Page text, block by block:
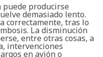
producirse
demasiado lento.
correctamente, tras lo
La disminución
entre otras cosas, a
intervenciones
en avión o